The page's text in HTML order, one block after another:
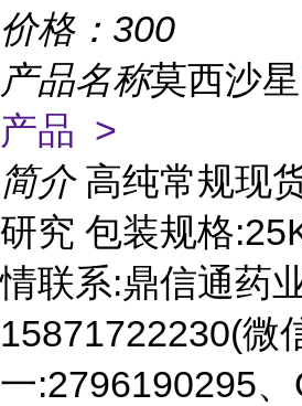
价格： 300
产品名称莫西沙星
产品 >
简介 高纯常规现
研究 包装规格
情联系:鼎信通药
15871722230(微
一:2796190295、